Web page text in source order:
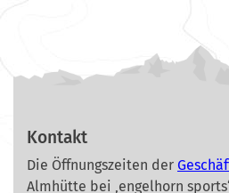
Kontakt
Die Öffnungszeiten der
Almhütte bei ‚engelhorn